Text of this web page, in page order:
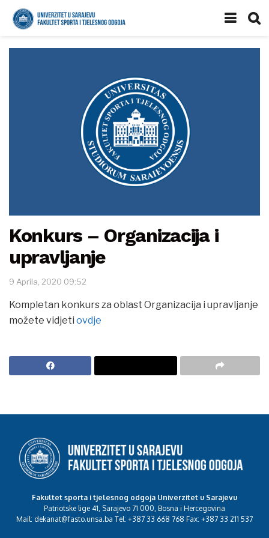
Konkurs – Organizacija i
upravljanje
9 Aprila, 2020 09:52
Kompletan konkurs za oblast Organizacija i upravljanje
možete vidjeti ovdje
Fakultet sporta i tjelesnog odgoja Univerzitet u Sarajevu
Patriotske lige 41, Sarajevo 71 000, Bosna i Hercegovina
Mail: dekanat@fasto.unsa.ba Tel: +387 33 668 768 Fax: +387 33 211 537